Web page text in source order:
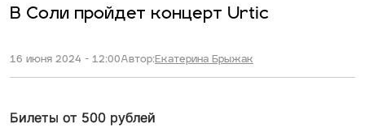
В Соли пройдет концерт Urtic
16 июня 2024 - 12:00Автор:Екатерина Брыжак
Билеты от 500 рублей